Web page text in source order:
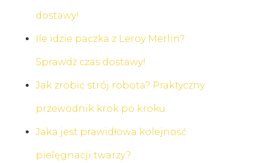
dostawy!
Ile idzie paczka z Leroy Merlin?
Sprawdź czas dostawy!
Jak zrobić strój robota? Praktyczny
przewodnik krok po kroku
Jaka jest prawidłowa kolejność
pielęgnacji twarzy?